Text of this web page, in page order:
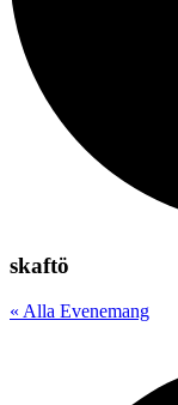
skaftö
« Alla Evenemang